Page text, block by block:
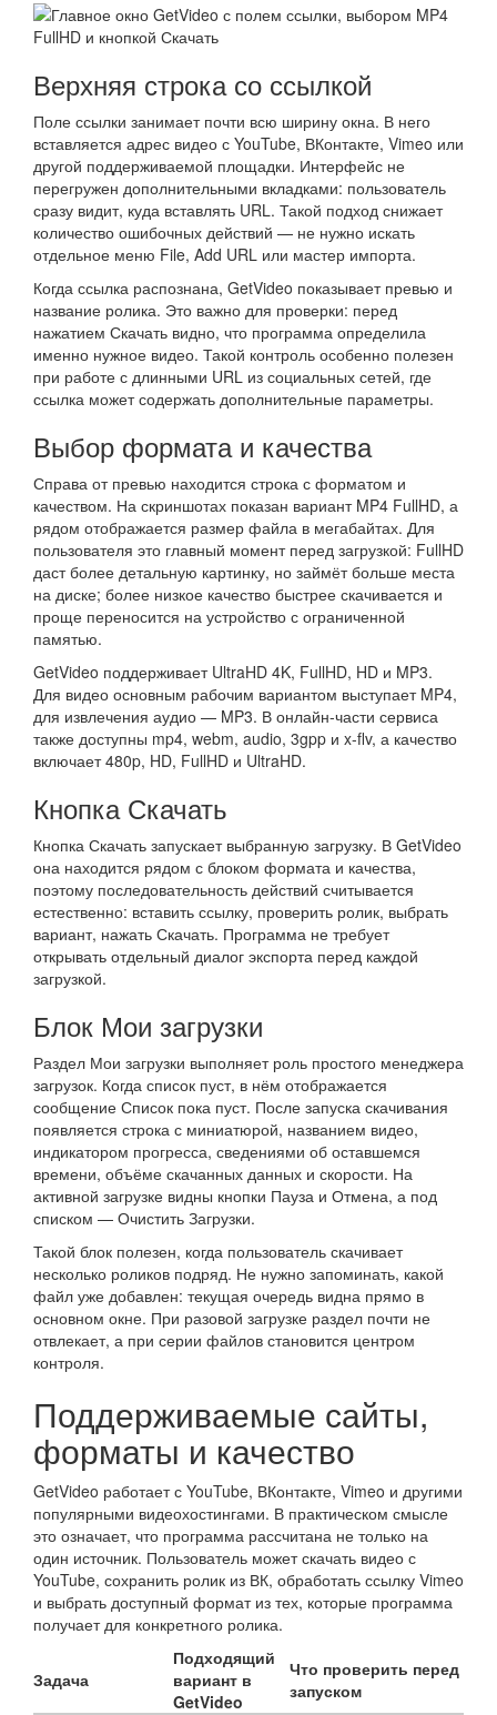
Верхняя строка со ссылкой
Поле ссылки занимает почти всю ширину окна. В него
вставляется адрес видео с YouTube, ВКонтакте, Vimeo или
другой поддерживаемой площадки. Интерфейс не
перегружен дополнительными вкладками: пользователь
сразу видит, куда вставлять URL. Такой подход снижает
количество ошибочных действий — не нужно искать
отдельное меню File, Add URL или мастер импорта.
Когда ссылка распознана, GetVideo показывает превью и
название ролика. Это важно для проверки: перед
нажатием Скачать видно, что программа определила
именно нужное видео. Такой контроль особенно полезен
при работе с длинными URL из социальных сетей, где
ссылка может содержать дополнительные параметры.
Выбор формата и качества
Справа от превью находится строка с форматом и
качеством. На скриншотах показан вариант MP4 FullHD, а
рядом отображается размер файла в мегабайтах. Для
пользователя это главный момент перед загрузкой: FullHD
даст более детальную картинку, но займёт больше места
на диске; более низкое качество быстрее скачивается и
проще переносится на устройство с ограниченной
памятью.
GetVideo поддерживает UltraHD 4K, FullHD, HD и MP3.
Для видео основным рабочим вариантом выступает MP4,
для извлечения аудио — MP3. В онлайн-части сервиса
также доступны mp4, webm, audio, 3gpp и x-flv, а качество
включает 480p, HD, FullHD и UltraHD.
Кнопка Скачать
Кнопка Скачать запускает выбранную загрузку. В GetVideo
она находится рядом с блоком формата и качества,
поэтому последовательность действий считывается
естественно: вставить ссылку, проверить ролик, выбрать
вариант, нажать Скачать. Программа не требует
открывать отдельный диалог экспорта перед каждой
загрузкой.
Блок Мои загрузки
Раздел Мои загрузки выполняет роль простого менеджера
загрузок. Когда список пуст, в нём отображается
сообщение Список пока пуст. После запуска скачивания
появляется строка с миниатюрой, названием видео,
индикатором прогресса, сведениями об оставшемся
времени, объёме скачанных данных и скорости. На
активной загрузке видны кнопки Пауза и Отмена, а под
списком — Очистить Загрузки.
Такой блок полезен, когда пользователь скачивает
несколько роликов подряд. Не нужно запоминать, какой
файл уже добавлен: текущая очередь видна прямо в
основном окне. При разовой загрузке раздел почти не
отвлекает, а при серии файлов становится центром
контроля.
Поддерживаемые сайты,
форматы и качество
GetVideo работает с YouTube, ВКонтакте, Vimeo и другими
популярными видеохостингами. В практическом смысле
это означает, что программа рассчитана не только на
один источник. Пользователь может скачать видео с
YouTube, сохранить ролик из ВК, обработать ссылку Vimeo
и выбрать доступный формат из тех, которые программа
получает для конкретного ролика.
Задача
Подходящий
вариант в
GetVideo
Что проверить перед
запуском